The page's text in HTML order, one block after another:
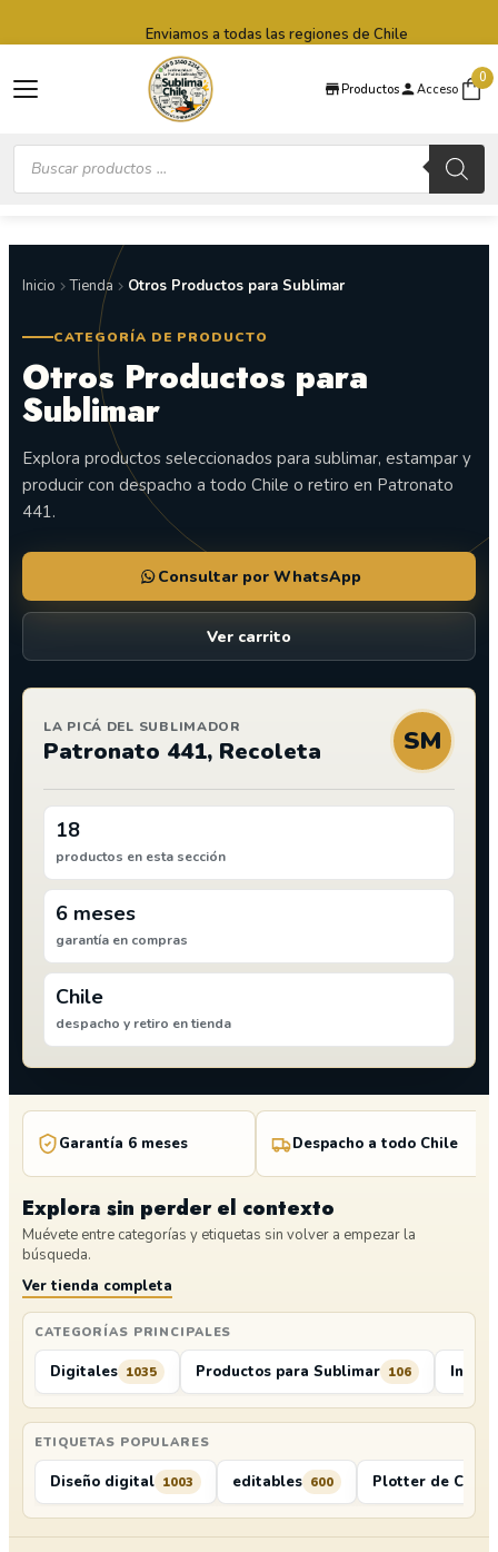
Productos Acceso
0
Búsqueda
productos
Enviamos a todas las regiones de Chile
Inicio Tienda Otros Productos para Sublimar
CATEGORÍA DE PRODUCTO
Otros Productos para
Sublimar
Explora productos seleccionados para sublimar, estampar y
producir con despacho a todo Chile o retiro en Patronato
441.
Consultar por WhatsApp
Ver carrito
LA PICÁ DEL SUBLIMADOR
Patronato 441, Recoleta SM
18
productos en esta sección
6 meses
garantía en compras
Chile
despacho y retiro en tienda
Garantía 6 meses Despacho a todo Chile
Explora sin perder el contexto
Muévete entre categorías y etiquetas sin volver a empezar la
búsqueda.
Ver tienda completa
CATEGORÍAS PRINCIPALES
Digitales 1035 Productos para Sublimar 106
ETIQUETAS POPULARES
Diseño digital 1003 editables 600 Plotter de Corte